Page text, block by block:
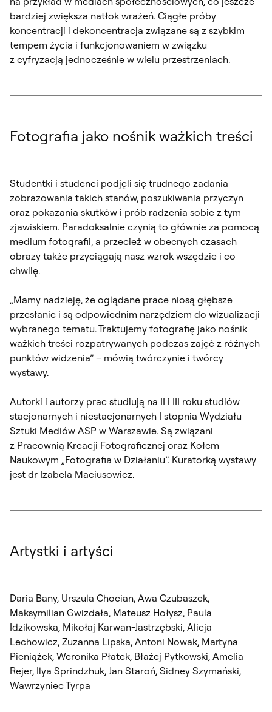
bardziej zwiększa natłok wrażeń. Ciągłe próby
koncentracji i dekoncentracja związane są z szybkim
tempem życia i funkcjonowaniem w związku
z cyfryzacją jednocześnie w wielu przestrzeniach.
Fotografia jako nośnik ważkich treści
Studentki i studenci podjęli się trudnego zadania
zobrazowania takich stanów, poszukiwania przyczyn
oraz pokazania skutków i prób radzenia sobie z tym
zjawiskiem. Paradoksalnie czynią to głównie za pomocą
medium fotografii, a przecież w obecnych czasach
obrazy także przyciągają nasz wzrok wszędzie i co
chwilę.
„Mamy nadzieję, że oglądane prace niosą głębsze
przesłanie i są odpowiednim narzędziem do wizualizacji
wybranego tematu. Traktujemy fotografię jako nośnik
ważkich treści rozpatrywanych podczas zajęć z różnych
punktów widzenia” – mówią twórczynie i twórcy
wystawy.
Autorki i autorzy prac studiują na II i III roku studiów
stacjonarnych i niestacjonarnych I stopnia Wydziału
Sztuki Mediów ASP w Warszawie. Są związani
z Pracownią Kreacji Fotograficznej oraz Kołem
Naukowym „Fotografia w Działaniu”. Kuratorką wystawy
jest dr Izabela Maciusowicz.
Artystki i artyści
Daria Bany, Urszula Chocian, Awa Czubaszek,
Maksymilian Gwizdała, Mateusz Hołysz, Paula
Idzikowska, Mikołaj Karwan-Jastrzębski, Alicja
Lechowicz, Zuzanna Lipska, Antoni Nowak, Martyna
Pieniążek, Weronika Płatek, Błażej Pytkowski, Amelia
Rejer, Ilya Sprindzhuk, Jan Staroń, Sidney Szymański,
Wawrzyniec Tyrpa